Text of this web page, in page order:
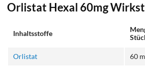
Orlistat Hexal 60mg
Inhaltsstoffe
Orlistat 60